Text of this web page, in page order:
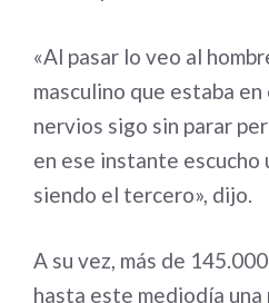
«Al pasar lo veo al
masculino que estaba
nervios sigo sin parar
en ese instante escucho
siendo el tercero», dijo.
A su vez, más de
hasta este mediodía